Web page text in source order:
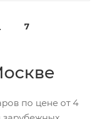
7
по цене от 4